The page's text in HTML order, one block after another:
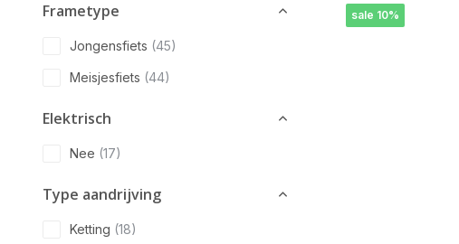
Frametype
Jongensfiets (45)
Meisjesfiets (44)
Elektrisch
Nee (17)
Type aandrijving
Ketting (18)
sale 10%